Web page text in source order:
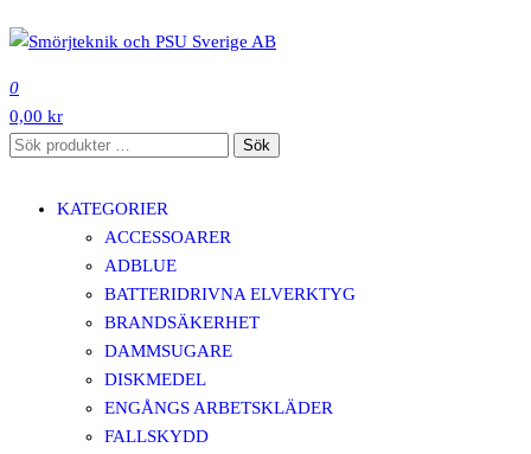
till
innehåll
0
0,00 kr
Sök
Sök
KATEGORIER
ACCESSOARER
ADBLUE
BATTERIDRIVNA ELVERKTYG
BRANDSÄKERHET
DAMMSUGARE
DISKMEDEL
ENGÅNGS ARBETSKLÄDER
FALLSKYDD